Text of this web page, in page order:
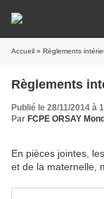
Accueil » Règlements
Règlements
Publié le 28/11/2014 à
Par FCPE ORSAY
En pièces jointes,
et de la maternelle,